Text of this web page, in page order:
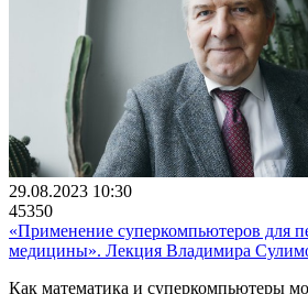
29.08.2023 10:30
45350
«Применение суперкомпьютеров для
медицины». Лекция Владимира
Как математика и суперкомпьютеры